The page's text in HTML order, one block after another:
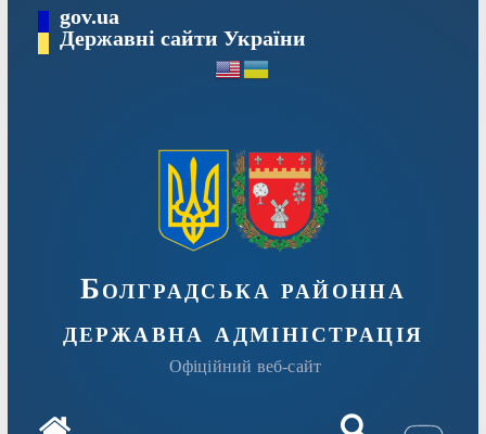
Перейтиgov.ua
Державні сайти України
Болградська районна
державна адміністрація
Офіційний веб-сайт